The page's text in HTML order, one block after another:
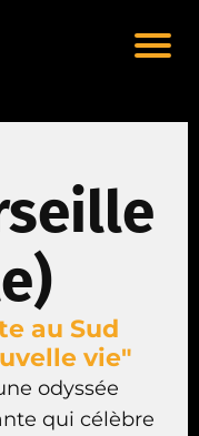
au Sud
vie"
odyssée
qui célèbre